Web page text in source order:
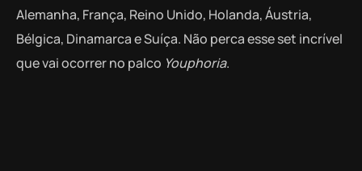
Alemanha, França, Reino Unido, Holanda, Áustria,
Bélgica, Dinamarca e Suíça. Não perca esse set incrível
que vai ocorrer no palco Youphoria.